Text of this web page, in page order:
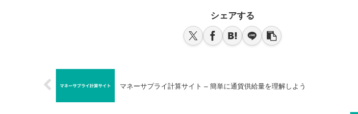
シェアする
マネーサプライ計算サイト – 簡単に通貨供給量を理解しよう